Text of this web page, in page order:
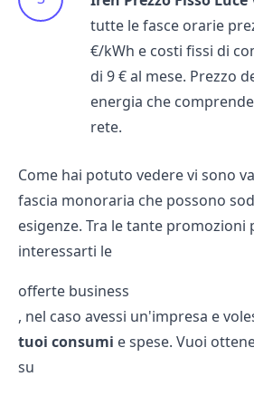
tutte le fasce orarie
€/kWh e costi fissi di
di 9 € al mese. Prezzo
energia che
rete.
Come hai potuto vedere vi sono
fascia monoraria che possono
esigenze. Tra le tante promozioni
interessarti le
offerte business
, nel caso avessi un'impresa e
tuoi consumi e spese. Vuoi
su